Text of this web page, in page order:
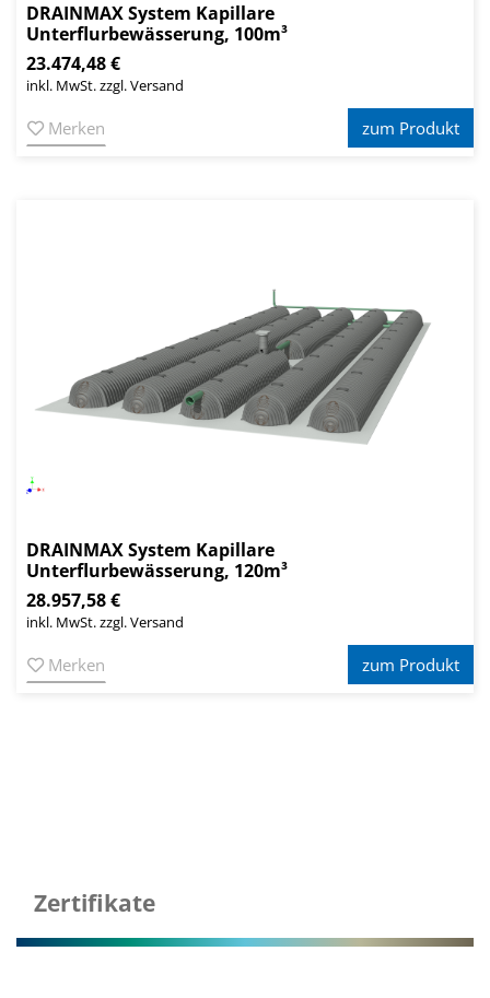
DRAINMAX System Kapillare
Unterflurbewässerung, 100m³
23.474,48 €
inkl. MwSt. zzgl. Versand
Merken zum Produkt
DRAINMAX System Kapillare
Unterflurbewässerung, 120m³
28.957,58 €
inkl. MwSt. zzgl. Versand
Merken zum Produkt
Zertifikate